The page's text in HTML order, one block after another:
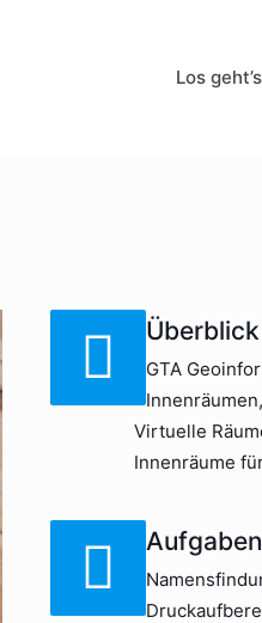
Los geht’s
Überblick
GTA
Virtuelle
Innenräume
Aufgaben